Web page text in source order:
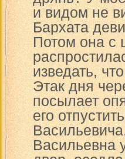
и видом не
Бархата
Потом она с
изведать,
Этак дня
посылает
его
Васильевна